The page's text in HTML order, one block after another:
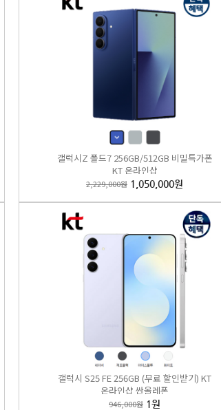
437,000원
갤럭시Z 폴드7 256GB/512GB 비밀특가폰
KT 온라인샵
2,229,000원 1,050,000원
갤럭시 S25 FE 256GB (무료 할인받기) KT
온라인샵 싼올레폰
946,000원 1원